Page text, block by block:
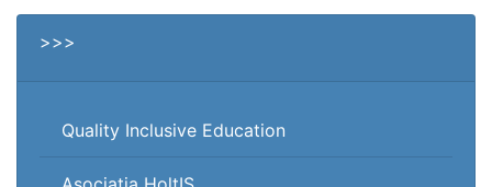
>>>
Quality Inclusive Education